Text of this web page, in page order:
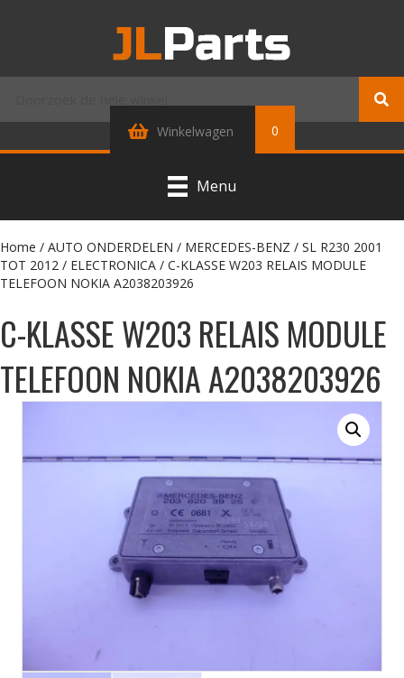
Winkelwagen 0
Menu
Home / AUTO ONDERDELEN / MERCEDES-BENZ / SL R230 2001
TOT 2012 / ELECTRONICA / C-KLASSE W203 RELAIS MODULE
TELEFOON NOKIA A2038203926
C-KLASSE W203 RELAIS MODULE
TELEFOON NOKIA A2038203926